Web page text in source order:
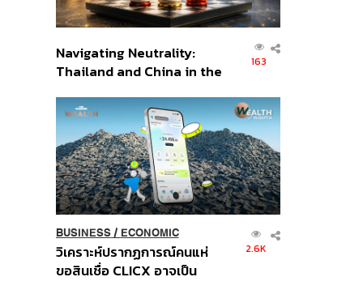
Navigating Neutrality:
Thailand and China in the
Order
163
BUSINESS/ ECONOMIC
วิเคราะห์ปรากฏการณ์คนแห่
ขอสินเชื่อ CLICX อาจเป็น
2.6K